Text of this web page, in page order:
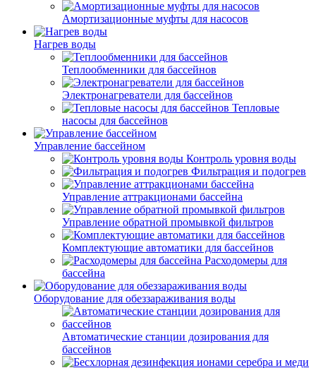
Амортизационные муфты для насосов
Нагрев воды
Теплообменники для бассейнов
Электронагреватели для бассейнов
Тепловые
насосы для бассейнов
Управление бассейном
Контроль уровня воды
Фильтрация и подогрев
Управление аттракционами бассейна
Управление обратной промывкой фильтров
Комплектующие автоматики для бассейнов
Расходомеры для
бассейна
Оборудование для обеззараживания воды
Автоматические станции дозирования для
бассейнов